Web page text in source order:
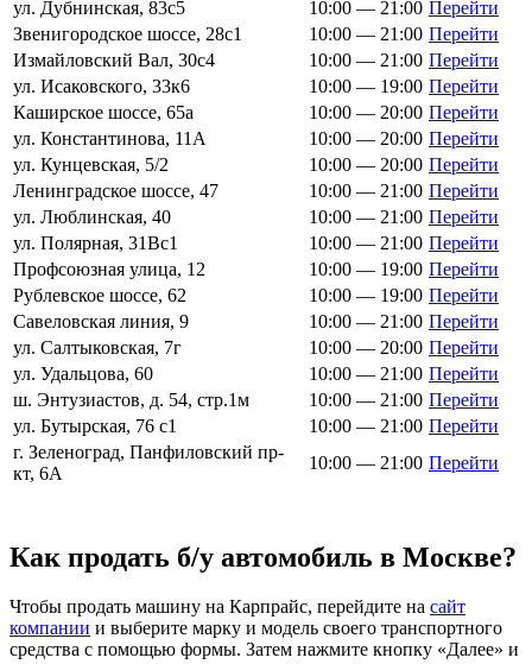
ул. Дубнинская, 83с5 10:00 — 21:00 Перейти
Звенигородское шоссе, 28с1
10:00 — 21:00 Перейти
Измайловский Вал, 30с4
10:00 — 21:00 Перейти
ул. Исаковского, 33к6
10:00 — 19:00 Перейти
Каширское шоссе, 65а
10:00 — 20:00 Перейти
ул. Константинова, 11А
10:00 — 20:00 Перейти
ул. Кунцевская, 5/2
10:00 — 20:00 Перейти
Ленинградское шоссе, 47
10:00 — 21:00 Перейти
ул. Люблинская, 40
10:00 — 21:00 Перейти
ул. Полярная, 31Вс1
10:00 — 21:00 Перейти
Профсоюзная улица, 12
10:00 — 19:00 Перейти
Рублевское шоссе, 62
10:00 — 19:00 Перейти
Савеловская линия, 9
10:00 — 21:00 Перейти
ул. Салтыковская, 7г
10:00 — 20:00 Перейти
ул. Удальцова, 60
10:00 — 21:00 Перейти
ш. Энтузиастов, д. 54, стр.1м
10:00 — 21:00 Перейти
ул. Бутырская, 76 с1
10:00 — 21:00 Перейти
г. Зеленоград, Панфиловский пр-
кт, 6А
10:00 — 21:00 Перейти
Как продать б/у автомобиль в Москве?
Чтобы продать машину на Карпрайс, перейдите на сайт
компании и выберите марку и модель своего транспортного
средства с помощью формы. Затем нажмите кнопку «Далее» и